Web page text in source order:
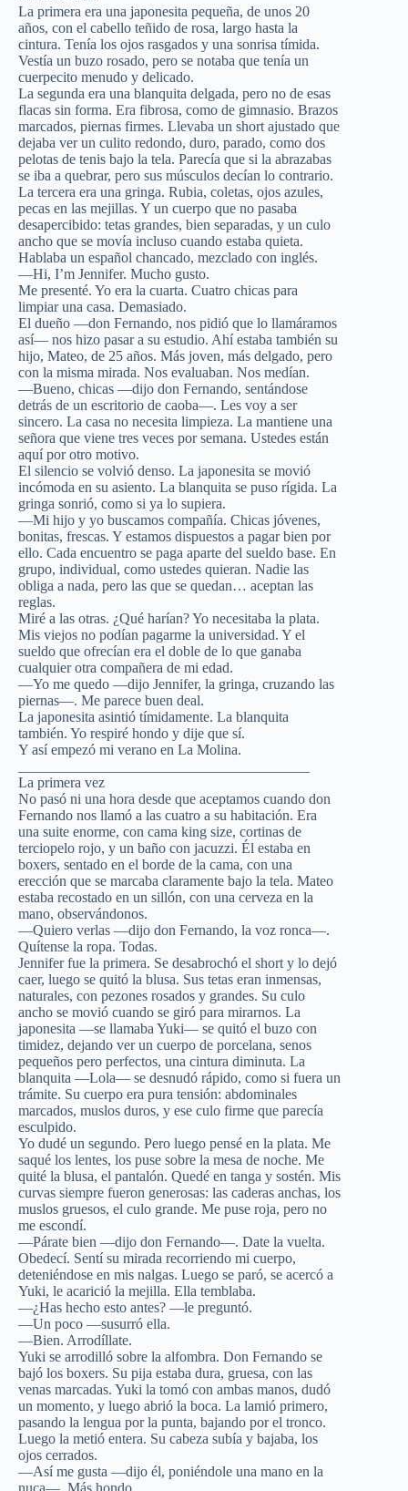
La primera era una japonesita pequeña, de unos 20
años, con el cabello teñido de rosa, largo hasta la
cintura. Tenía los ojos rasgados y una sonrisa tímida.
Vestía un buzo rosado, pero se notaba que tenía un
cuerpecito menudo y delicado.
La segunda era una blanquita delgada, pero no de esas
flacas sin forma. Era fibrosa, como de gimnasio. Brazos
marcados, piernas firmes. Llevaba un short ajustado que
dejaba ver un culito redondo, duro, parado, como dos
pelotas de tenis bajo la tela. Parecía que si la abrazabas
se iba a quebrar, pero sus músculos decían lo contrario.
La tercera era una gringa. Rubia, coletas, ojos azules,
pecas en las mejillas. Y un cuerpo que no pasaba
desapercibido: tetas grandes, bien separadas, y un culo
ancho que se movía incluso cuando estaba quieta.
Hablaba un español chancado, mezclado con inglés.
—Hi, I’m Jennifer. Mucho gusto.
Me presenté. Yo era la cuarta. Cuatro chicas para
limpiar una casa. Demasiado.
El dueño —don Fernando, nos pidió que lo llamáramos
así— nos hizo pasar a su estudio. Ahí estaba también su
hijo, Mateo, de 25 años. Más joven, más delgado, pero
con la misma mirada. Nos evaluaban. Nos medían.
—Bueno, chicas —dijo don Fernando, sentándose
detrás de un escritorio de caoba—. Les voy a ser
sincero. La casa no necesita limpieza. La mantiene una
señora que viene tres veces por semana. Ustedes están
aquí por otro motivo.
El silencio se volvió denso. La japonesita se movió
incómoda en su asiento. La blanquita se puso rígida. La
gringa sonrió, como si ya lo supiera.
—Mi hijo y yo buscamos compañía. Chicas jóvenes,
bonitas, frescas. Y estamos dispuestos a pagar bien por
ello. Cada encuentro se paga aparte del sueldo base. En
grupo, individual, como ustedes quieran. Nadie las
obliga a nada, pero las que se quedan… aceptan las
reglas.
Miré a las otras. ¿Qué harían? Yo necesitaba la plata.
Mis viejos no podían pagarme la universidad. Y el
sueldo que ofrecían era el doble de lo que ganaba
cualquier otra compañera de mi edad.
—Yo me quedo —dijo Jennifer, la gringa, cruzando las
piernas—. Me parece buen deal.
La japonesita asintió tímidamente. La blanquita
también. Yo respiré hondo y dije que sí.
Y así empezó mi verano en La Molina.
La primera vez
No pasó ni una hora desde que aceptamos cuando don
Fernando nos llamó a las cuatro a su habitación. Era
una suite enorme, con cama king size, cortinas de
terciopelo rojo, y un baño con jacuzzi. Él estaba en
boxers, sentado en el borde de la cama, con una
erección que se marcaba claramente bajo la tela. Mateo
estaba recostado en un sillón, con una cerveza en la
mano, observándonos.
—Quiero verlas —dijo don Fernando, la voz ronca—.
Quítense la ropa. Todas.
Jennifer fue la primera. Se desabrochó el short y lo dejó
caer, luego se quitó la blusa. Sus tetas eran inmensas,
naturales, con pezones rosados y grandes. Su culo
ancho se movió cuando se giró para mirarnos. La
japonesita —se llamaba Yuki— se quitó el buzo con
timidez, dejando ver un cuerpo de porcelana, senos
pequeños pero perfectos, una cintura diminuta. La
blanquita —Lola— se desnudó rápido, como si fuera un
trámite. Su cuerpo era pura tensión: abdominales
marcados, muslos duros, y ese culo firme que parecía
esculpido.
Yo dudé un segundo. Pero luego pensé en la plata. Me
saqué los lentes, los puse sobre la mesa de noche. Me
quité la blusa, el pantalón. Quedé en tanga y sostén. Mis
curvas siempre fueron generosas: las caderas anchas, los
muslos gruesos, el culo grande. Me puse roja, pero no
me escondí.
—Párate bien —dijo don Fernando—. Date la vuelta.
Obedecí. Sentí su mirada recorriendo mi cuerpo,
deteniéndose en mis nalgas. Luego se paró, se acercó a
Yuki, le acarició la mejilla. Ella temblaba.
—¿Has hecho esto antes? —le preguntó.
—Un poco —susurró ella.
—Bien. Arrodíllate.
Yuki se arrodilló sobre la alfombra. Don Fernando se
bajó los boxers. Su pija estaba dura, gruesa, con las
venas marcadas. Yuki la tomó con ambas manos, dudó
un momento, y luego abrió la boca. La lamió primero,
pasando la lengua por la punta, bajando por el tronco.
Luego la metió entera. Su cabeza subía y bajaba, los
ojos cerrados.
—Así me gusta —dijo él, poniéndole una mano en la